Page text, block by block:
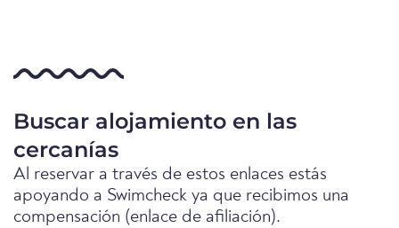
Buscar alojamiento en las
cercanías
Al reservar a través de estos enlaces estás
apoyando a Swimcheck ya que recibimos una
compensación (enlace de afiliación).